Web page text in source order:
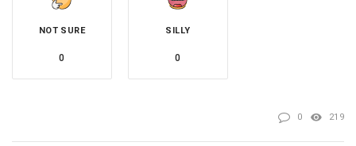
NOT SURE
0
SILLY
0
0 219